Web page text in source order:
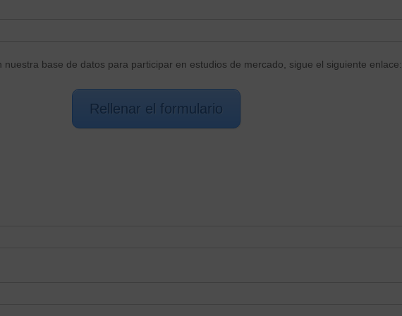
nuestra base de datos para participar en estudios de mercado, sigue el siguiente enlace:
Rellenar el formulario